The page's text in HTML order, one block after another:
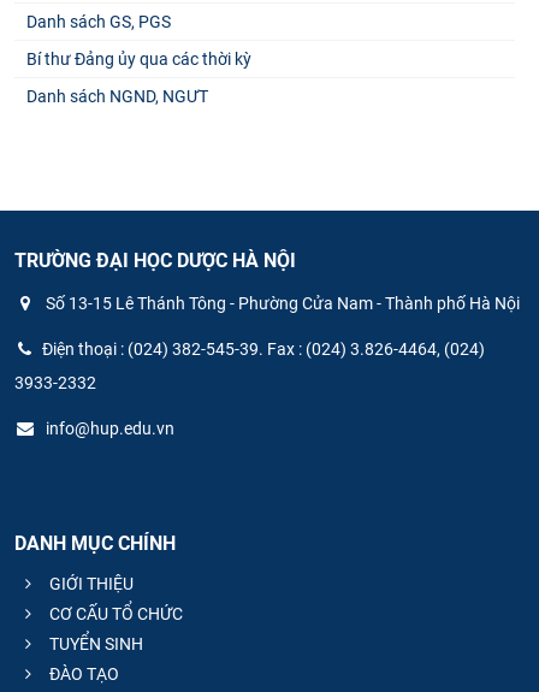
Danh sách GS, PGS
Bí thư Đảng ủy qua các thời kỳ
Danh sách NGND, NGƯT
TRƯỜNG ĐẠI HỌC DƯỢC HÀ NỘI
Số 13-15 Lê Thánh Tông - Phường Cửa Nam - Thành phố Hà Nội
Điện thoại : (024) 382-545-39. Fax : (024) 3.826-4464, (024)
3933-2332
info@hup.edu.vn
DANH MỤC CHÍNH
GIỚI THIỆU
CƠ CẤU TỔ CHỨC
TUYỂN SINH
ĐÀO TẠO